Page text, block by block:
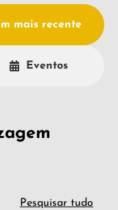
mais recente
Eventos
Pesquisar tudo